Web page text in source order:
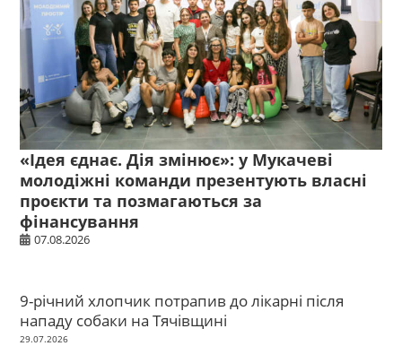
«Ідея єднає. Дія змінює»: у Мукачеві
молодіжні команди презентують власні
проєкти та позмагаються за
фінансування
07.08.2026
9-річний хлопчик потрапив до лікарні після
нападу собаки на Тячівщині
29.07.2026